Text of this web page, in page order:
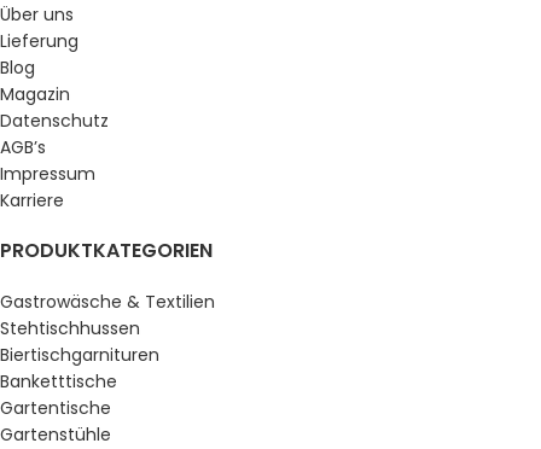
Über uns
Lieferung
Blog
Magazin
Datenschutz
AGB’s
Impressum
Karriere
PRODUKTKATEGORIEN
Gastrowäsche & Textilien
Stehtischhussen
Biertischgarnituren
Banketttische
Gartentische
Gartenstühle